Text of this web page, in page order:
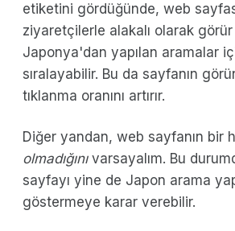
etiketini gördüğünde, web
ziyaretçilerle alakalı olarak
Japonya'dan yapılan aramalar
sıralayabilir. Bu da sayfanın
tıklanma oranını artırır.
Diğer yandan, web sayfanın bir
olmadığınıvarsayalım. Bu
sayfayı yine de Japon arama
göstermeye karar verebilir.